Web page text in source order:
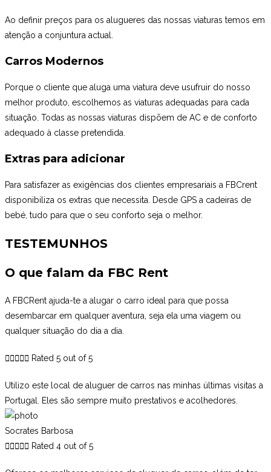
Ao definir preços para os alugueres das nossas viaturas temos em
atenção a conjuntura actual.
Carros Modernos
Porque o cliente que aluga uma viatura deve usufruir do nosso
melhor produto, escolhemos as viaturas adequadas para cada
situação. Todas as nossas viaturas dispõem de AC e de conforto
adequado à classe pretendida.
Extras para adicionar
Para satisfazer as exigências dos clientes empresariais a FBCrent
disponibiliza os extras que necessita. Desde GPS a cadeiras de
bebé, tudo para que o seu conforto seja o melhor.
TESTEMUNHOS
O que falam da FBC Rent
A FBCRent ajuda-te a alugar o carro ideal para que possa
desembarcar em qualquer aventura, seja ela uma viagem ou
qualquer situação do dia a dia.
 Rated 5 out of 5
Utilizo este local de aluguer de carros nas minhas últimas visitas a
Portugal. Eles são sempre muito prestativos e acolhedores.
Socrates Barbosa
 Rated 4 out of 5